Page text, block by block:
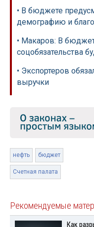
• В бюджете
демографию и
• Макаров: В
соцобязательства
• Экспортеров
выручки
нефть бюджет
Счетная палата
Рекомендуемые
Как